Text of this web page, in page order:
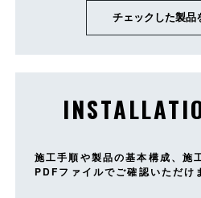
チェックした製品
施工手順や製品の基本構成、施
PDFファイルでご確認いただけ